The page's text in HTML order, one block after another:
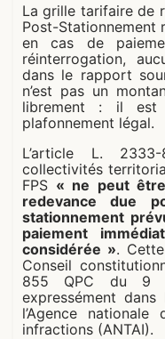
La grille tarifaire de
Post-Stationnement
en cas de
réinterrogation,
dans le rapport
n’est pas un
librement : il est
plafonnement légal.
L’article L.
collectivités
FPS « ne peut
redevance due
stationnement
paiement
considérée ».
Conseil
855 QPC du 9
expressément
l’Agence
infractions (ANTAI).